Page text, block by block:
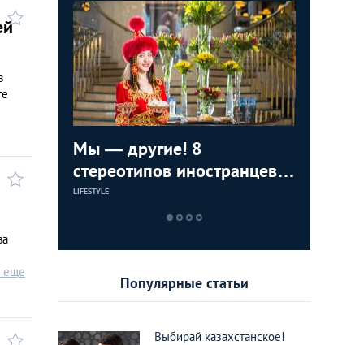
еще
Мы — другие! 8
стереотипов иностранцев о
Казахстане
LIFESTYLE
во
Популярные статьи
Выбирай казахстанское!